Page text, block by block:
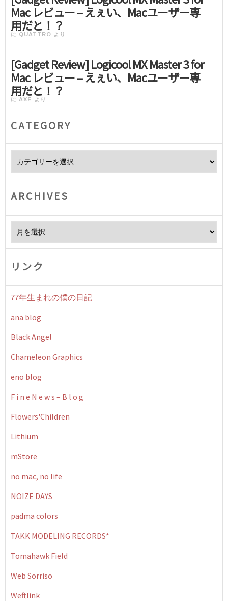
Mac レビュー – えぇい、Macユーザー専
用だと！？
に QUATTRO より
[Gadget Review] Logicool MX Master 3 for
Mac レビュー – えぇい、Macユーザー専
用だと！？
に AXE より
CATEGORY
ARCHIVES
リンク
77年生まれの僕の日記
ana blog
Black Angel
Chameleon Graphics
eno blog
F i n e N e w s – B l o g
Flowers'Children
Lithium
mStore
no mac, no life
NOIZE DAYS
padma colors
TAKK MODELING RECORDS*
Tomahawk Field
Web Sorriso
Weftlink